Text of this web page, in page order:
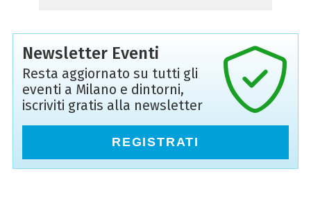
Newsletter Eventi
Resta aggiornato su tutti gli
eventi a Milano e dintorni,
iscriviti gratis alla newsletter
REGISTRATI